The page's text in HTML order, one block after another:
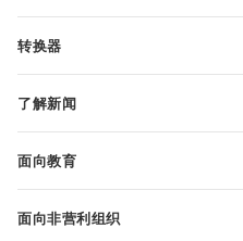
文本文档模板
转换器
转换电子表格
了解新闻
面向教育
适用于教育人士
面向非营利组织